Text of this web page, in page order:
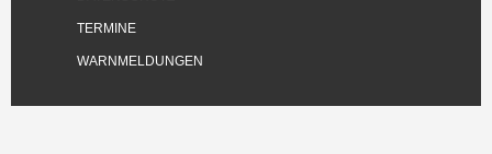
TERMINE
WARNMELDUNGEN